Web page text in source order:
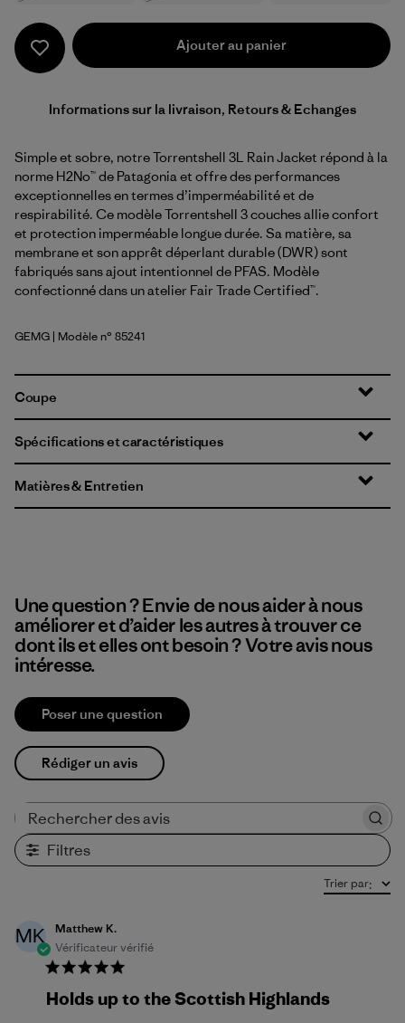
Ajouter au panier
Informations sur la livraison, Retours & Echanges
Simple et sobre, notre Torrentshell 3L Rain Jacket répond à la
norme H2No™ de Patagonia et offre des performances
exceptionnelles en termes d’imperméabilité et de
respirabilité. Ce modèle Torrentshell 3 couches allie confort
et protection imperméable longue durée. Sa matière, sa
membrane et son apprêt déperlant durable (DWR) sont
fabriqués sans ajout intentionnel de PFAS. Modèle
confectionné dans un atelier Fair Trade Certified™.
Gem Green
GEMG | Modèle n° 85241
Coupe
Spécifications et caractéristiques
Matières & Entretien
Une question ? Envie de nous aider à nous
améliorer et d’aider les autres à trouver ce
dont ils et elles ont besoin ? Votre avis nous
intéresse.
Poser une question
Rédiger un avis
Filtres
Trier par:
MK
Matthew K.
Vérificateur vérifié
Holds up to the Scottish Highlands